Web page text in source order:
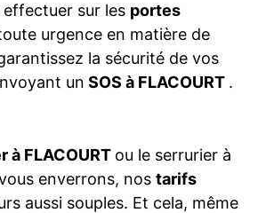
sur les portes
urgence en matière de
la sécurité de vos
un SOS à FLACOURT .
à FLACOURT ou le serrurier à
enverrons, nos tarifs
aussi souples. Et cela, même